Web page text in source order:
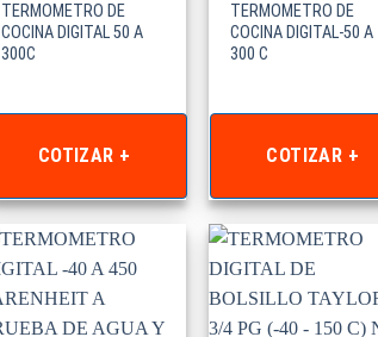
TERMOMETRO DE
COCINA DIGITAL 50 A
300C
COTIZAR +
TERMOMETRO DE
COCINA DIGITAL-50 A
300 C
COTIZAR +